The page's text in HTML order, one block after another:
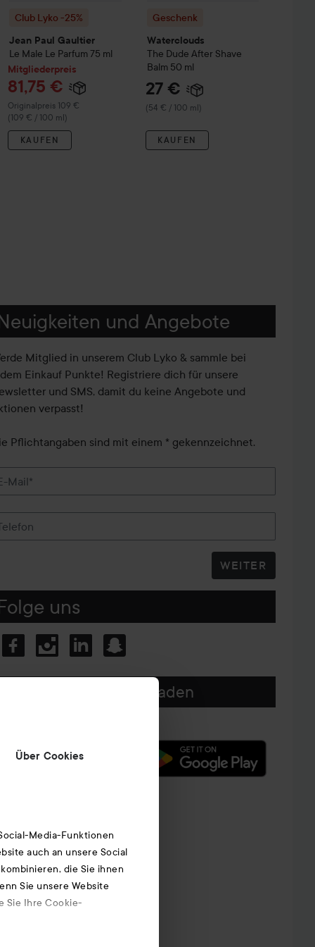
Über Cookies
Media-Funktionen
auch an unsere Social
die Sie ihnen
Sie unsere Website
Sie Ihre Cookie-
Club Lyko -25%
Jean Paul Gaultier
Le Male Le Parfum75 ml
Mitgliederpreis
81,75 €
Originalpreis 109 €
Regulärer Preis 109 €
(109 € / 100 ml)
KAUFEN
Geschenk
Waterclouds
The Dude After Shave
Balm 50 ml
27 €
(54 € / 100 ml)
KAUFEN
und Angebote
Mitglied in unserem Club Lyko & sammle bei
Einkauf Punkte! Registriere dich für unsere
und SMS, damit du keine Angebote und
verpasst!
Pflichtangaben sind mit einem * gekennzeichnet.
Mail*
WEITER
uns
Unsere App herunterladen